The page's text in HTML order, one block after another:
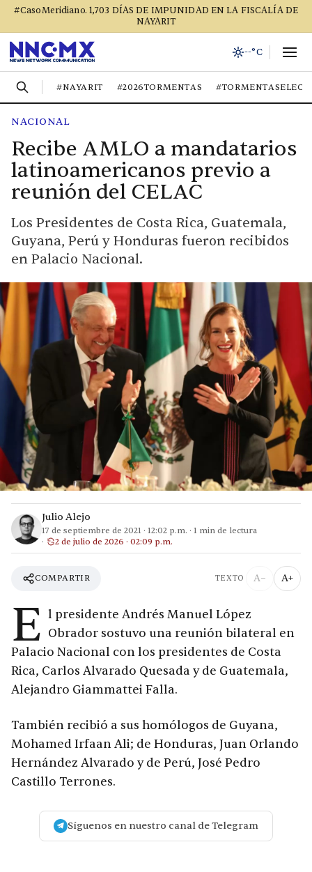
#CasoMeridiano. 1,703 DÍAS DE IMPUNIDAD EN LA FISCALÍA DE
NAYARIT
--°C
#NAYARIT #2026TORMENTAS
NACIONAL
Recibe AMLO a mandatarios
latinoamericanos previo a
reunión del CELAC
Los Presidentes de Costa Rica, Guatemala,
Guyana, Perú y Honduras fueron recibidos
en Palacio Nacional.
Julio Alejo
17 de septiembre de 2021 · 12:02 p.m. · 1 min de lectura
2 de julio de 2026 · 02:09 p.m.
COMPARTIR TEXTO A− A+
E l presidente Andrés Manuel López
Obrador sostuvo una reunión bilateral en
Palacio Nacional con los presidentes de Costa
Rica, Carlos Alvarado Quesada y de Guatemala,
Alejandro Giammattei Falla.
También recibió a sus homólogos de Guyana,
Mohamed Irfaan Ali; de Honduras, Juan Orlando
Hernández Alvarado y de Perú, José Pedro
Castillo Terrones.
Síguenos en nuestro canal de Telegram